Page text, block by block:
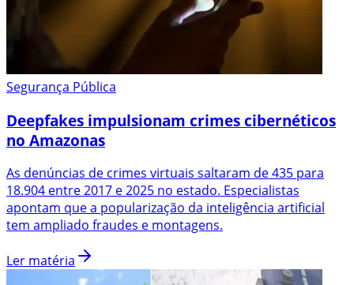
Segurança Pública
Deepfakes impulsionam crimes cibernéticos
no Amazonas
As denúncias de crimes virtuais saltaram de 435 para
18.904 entre 2017 e 2025 no estado. Especialistas
apontam que a popularização da inteligência artificial
tem ampliado fraudes e montagens.
Ler matéria